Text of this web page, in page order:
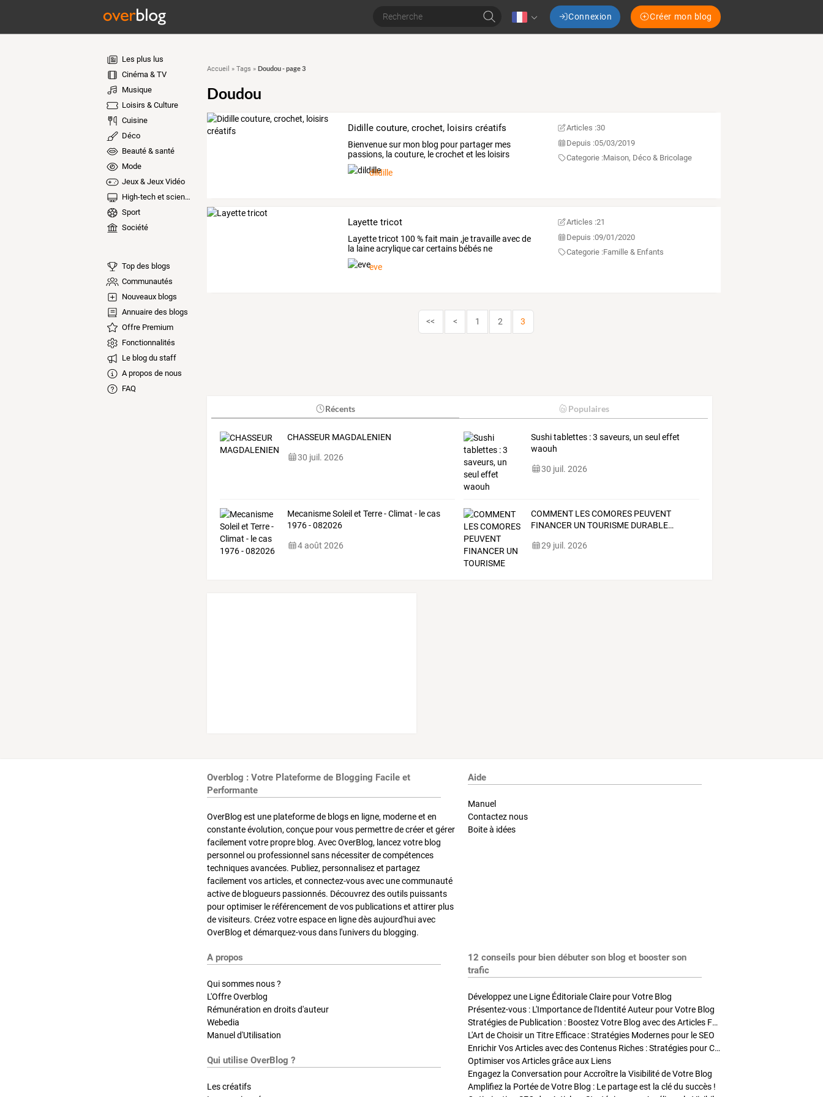
Connexion Créer mon blog
Les plus lus
Cinéma & TV
Musique
Loisirs & Culture
Cuisine
Déco
Beauté & santé
Mode
Jeux & Jeux Vidéo
High-tech et sciences
Sport
Société
Top des blogs
Communautés
Nouveaux blogs
Annuaire des blogs
Offre Premium
Fonctionnalités
Le blog du staff
A propos de nous
FAQ
Accueil » Tags » Doudou - page 3
Doudou
Didille couture, crochet, loisirs créatifs
Bienvenuesur mon blog pour partager mes
passions, la couture, lecrochet et les loisirs
créatifs.
dildille
Articles :30
Depuis :05/03/2019
Categorie :Maison, Déco & Bricolage
Layette tricot
Layettetricot 100 %fait main ,jetravailleavecde
la laineacryliquecarcertains bébés ne
supportent
eve
Articles :21
Depuis :09/01/2020
Categorie :Famille & Enfants
<< < 1 2 3
Récents Populaires
CHASSEUR MAGDALENIEN
30 juil. 2026
Sushi tablettes : 3 saveurs, un seul effet
waouh
30 juil. 2026
Mecanisme Soleil et Terre - Climat - le cas
1976 - 082026
4 août 2026
COMMENT LESCOMORES PEUVENT
FINANCER UN TOURISME DURABLE…
29 juil. 2026
Overblog : Votre Plateforme de Blogging Facile et
Performante
OverBlog est une plateforme de blogs en ligne, moderne et en
constante évolution, conçue pour vous permettre de créer et gérer
facilement votre propre blog. Avec OverBlog, lancez votre blog
personnel ou professionnel sans nécessiter de compétences
techniques avancées. Publiez, personnalisez et partagez
facilement vos articles, et connectez-vous avec une communauté
active de blogueurs passionnés. Découvrez des outils puissants
pour optimiser le référencement de vos publications et attirer plus
de visiteurs. Créez votre espace en ligne dès aujourd'hui avec
OverBlog et démarquez-vous dans l'univers du blogging.
Aide
Manuel
Contactez nous
Boite à idées
A propos
Qui sommes nous ?
L'Offre Overblog
Rémunération en droits d'auteur
Webedia
Manuel d'Utilisation
Qui utilise OverBlog ?
Les créatifs
12 conseils pour bien débuter son blog et booster son
trafic
Développez une Ligne Éditoriale Claire pour Votre Blog
Présentez-vous : L'Importance de l'Identité Auteur pour Votre Blog
Stratégies de Publication : Boostez Votre Blog avec des Articles Fréquents et Exclusifs
L'Art de Choisir un Titre Efficace : Stratégies Modernes pour le SEO
Enrichir Vos Articles avec des Contenus Riches : Stratégies pour Captiver et Optimiser
Optimiser vos Articles grâce aux Liens
Engagez la Conversation pour Accroître la Visibilité de Votre Blog
Amplifiez la Portée de Votre Blog : Le partage est la clé du succès !